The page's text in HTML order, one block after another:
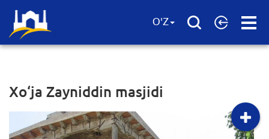
Open
O'Z
Xo‘ja Zayniddin masjidi